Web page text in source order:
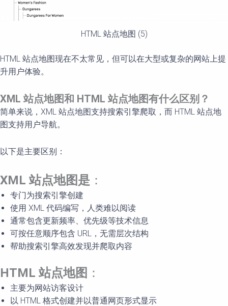
HTML 站点地图 (5)
HTML 站点地图现在不太常见，但可以在大型或复杂的网站上提
升用户体验。
XML 站点地图和 HTML 站点地图有什么区别？
简单来说，XML 站点地图支持搜索引擎爬取，而 HTML 站点地
图支持用户导航。
以下是主要区别：
XML站点地图是 ：
专门为搜索引擎创建
使用 XML 代码编写，人类难以阅读
通常包含更新频率、优先级等技术信息
可按任意顺序包含 URL，无需层次结构
帮助搜索引擎高效发现并爬取内容
HTML站点地图 ：
主要为网站访客设计
以 HTML 格式创建并以普通网页形式显示